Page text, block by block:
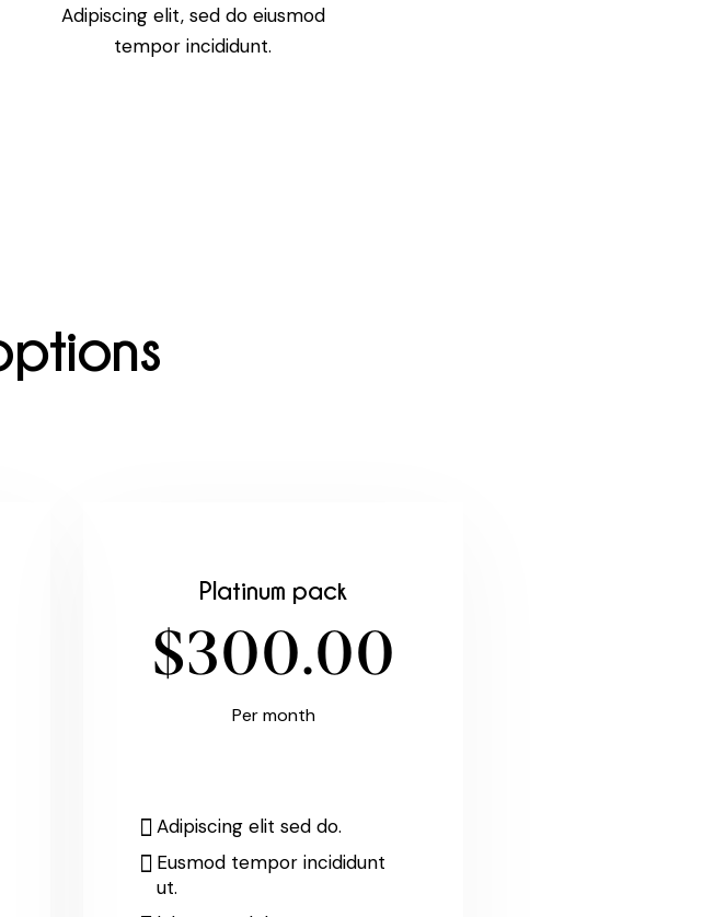
Adipiscing elit, sed do eiusmod
tempor incididunt.
Platinum pack
$300.00
Per month
Adipiscing elit sed do.
Eusmod tempor incididunt
ut.